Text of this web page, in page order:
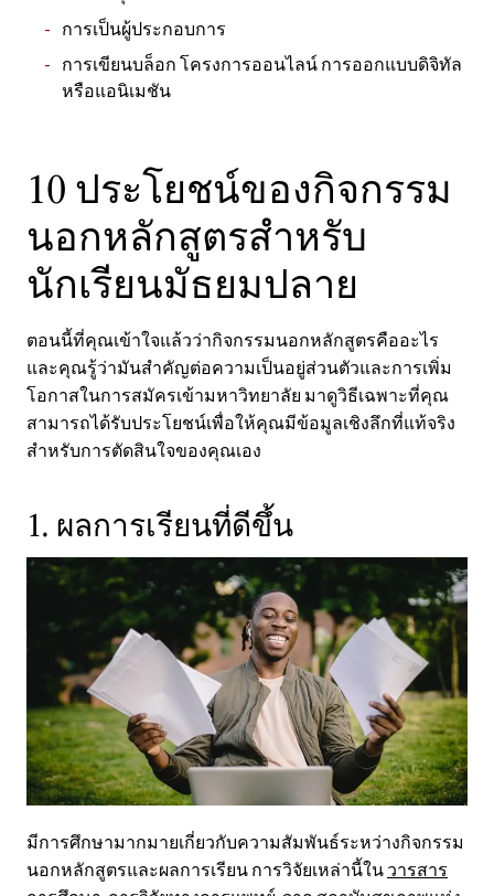
การเป็นผู้ประกอบการ
การเขียนบล็อก โครงการออนไลน์ การออกแบบดิจิทัล
หรือแอนิเมชัน
10 ประโยชน์ของกิจกรรม
นอกหลักสูตรสำหรับ
นักเรียนมัธยมปลาย
ตอนนี้ที่คุณเข้าใจแล้วว่ากิจกรรมนอกหลักสูตรคืออะไร
และคุณรู้ว่ามันสำคัญต่อความเป็นอยู่ส่วนตัวและการเพิ่ม
โอกาสในการสมัครเข้ามหาวิทยาลัย มาดูวิธีเฉพาะที่คุณ
สามารถได้รับประโยชน์เพื่อให้คุณมีข้อมูลเชิงลึกที่แท้จริง
สำหรับการตัดสินใจของคุณเอง
1. ผลการเรียนที่ดีขึ้น
มีการศึกษามากมายเกี่ยวกับความสัมพันธ์ระหว่างกิจกรรม
นอกหลักสูตรและผลการเรียน การวิจัยเหล่านี้ใน วารสาร